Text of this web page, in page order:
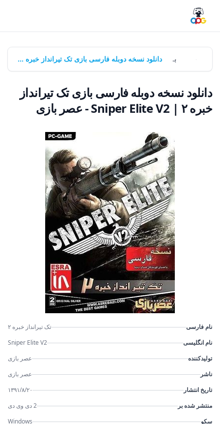
بازی‌ها دانلود نسخه دوبله فارسی بازی تک تیرانداز خبره ۲ | Sniper Elite V2 - عصر بازی
دانلود نسخه دوبله فارسی بازی تک تیرانداز
خبره ۲ | Sniper Elite V2 - عصر بازی
نام فارسی
تک تیرانداز خبره ۲
نام انگلیسی
Sniper Elite V2
تولیدکننده
عصر بازی
ناشر
عصر بازی
تاریخ انتشار
۱۳۹۱/۸/۲۰
منتشر شده بر
2 دی وی دی
سکو
Windows